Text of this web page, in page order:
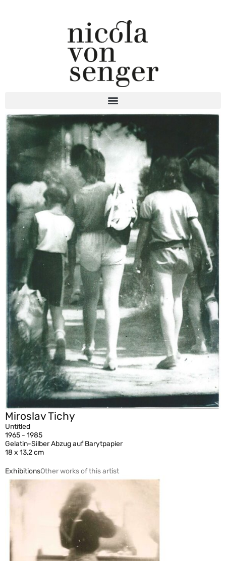
Miroslav Tichy
Untitled
1965 - 1985
Gelatin-Silber Abzug auf Barytpapier
18 x 13,2 cm
ExhibitionsOther works of this artist